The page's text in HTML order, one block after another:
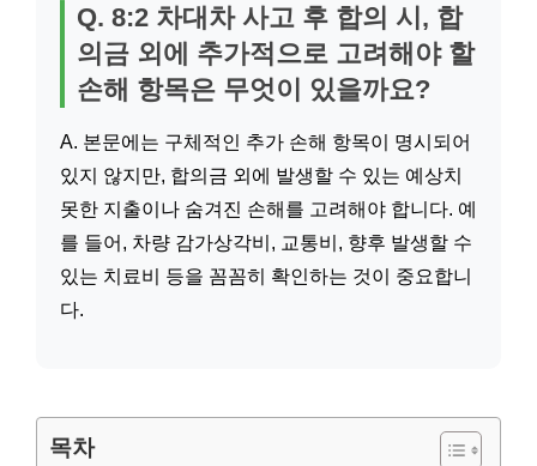
Q. 8:2 차대차 사고 후 합의 시, 합
의금 외에 추가적으로 고려해야 할
손해 항목은 무엇이 있을까요?
A. 본문에는 구체적인 추가 손해 항목이 명시되어
있지 않지만, 합의금 외에 발생할 수 있는 예상치
못한 지출이나 숨겨진 손해를 고려해야 합니다. 예
를 들어, 차량 감가상각비, 교통비, 향후 발생할 수
있는 치료비 등을 꼼꼼히 확인하는 것이 중요합니
다.
목차